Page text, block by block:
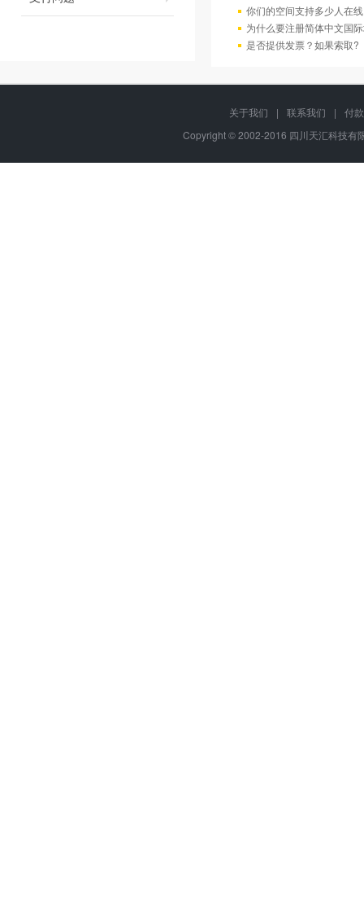
你们的空间支持多少人在
为什么要注册简体中文国
是否提供发票？如果索取?
关于我们 | 联系我们 |
付
Copyright © 2002-2016 四川天汇科技